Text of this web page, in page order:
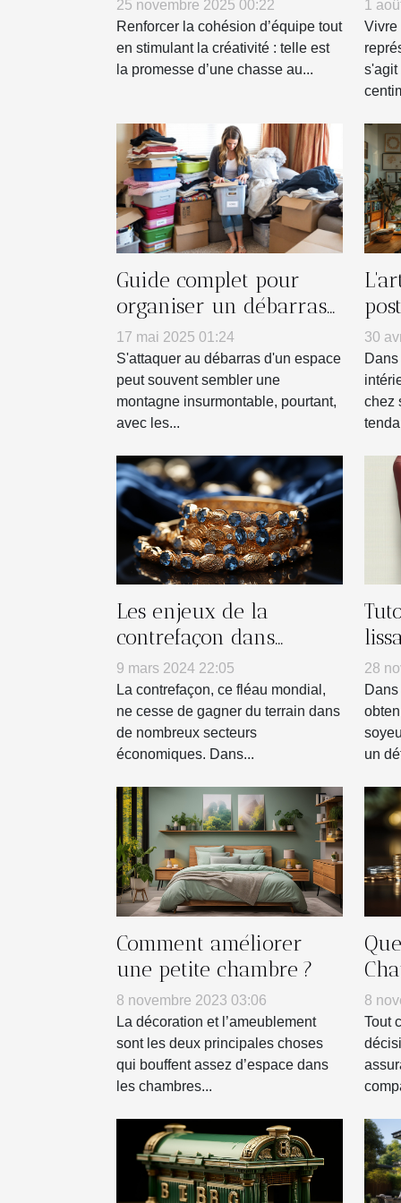
d'équipe
25 novembre 2025 00:22
Renforcer la cohésion d’équipe tout
en stimulant la créativité : telle est
la promesse d’une chasse au...
1
Vivre
s'agit
Guide complet pour
organiser un débarras
efficace de votre espace
17 mai 2025 01:24
S'attaquer au débarras d'un espace
peut souvent sembler une
montagne insurmontable, pourtant,
avec les...
30
chez
Les enjeux de la
contrefaçon dans
l'industrie de la
bijouterie
9 mars 2024 22:05
La contrefaçon, ce fléau mondial,
ne cesse de gagner du terrain dans
de nombreux secteurs
économiques. Dans...
28
un
Comment améliorer
une petite chambre ?
8 novembre 2023 03:06
La décoration et l’ameublement
sont les deux principales choses
qui bouffent assez d’espace dans
les chambres...
8
Tout